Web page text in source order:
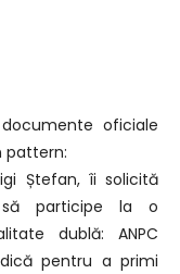
oficiale
pattern:
Ștefan, îi solicită
să participe la o
dublă: ANPC
pentru a primi